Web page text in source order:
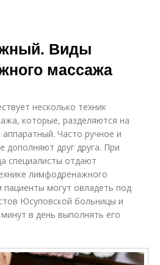
Виды
массажа
несколько техник
которые, разделяются на
аппаратный. Часто ручное и
дополняют друг друга. При
специалисты отдают
лимфодренажного
могут овладеть под
Юсуповской больницы и
в день выполнять его